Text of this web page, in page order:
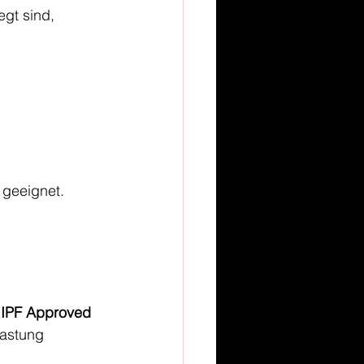
sind,
IPF Approved